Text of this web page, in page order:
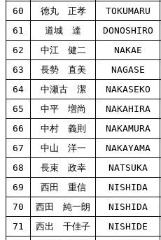
60
徳丸 正孝 TOKUMARU
61
道城 達 DONOSHIRO
62
中江 健二 NAKAE
63
長勢 直美 NAGASE
64
中瀬古 潔 NAKASEKO
65
中平 増尚 NAKAHIRA
66
中村 義則 NAKAMURA
67
中山 洋一 NAKAYAMA
68
長束 政幸 NATSUKA
69
西田 重信 NISHIDA
70
西田 純一朗 NISHIDA
71
西出 千佳子 NISHIDE